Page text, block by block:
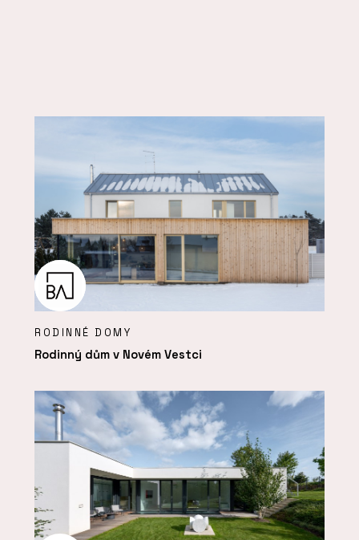
RODINNÉ DOMY
Rodinný dům v Novém Vestci